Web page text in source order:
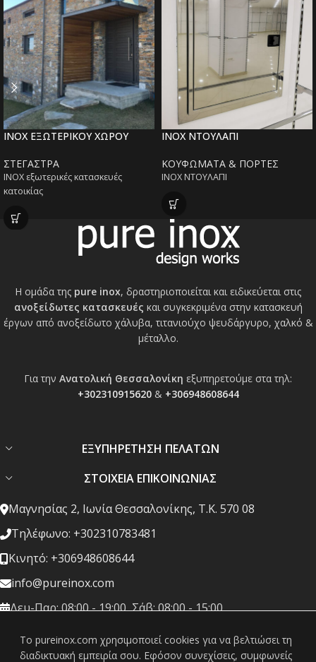
INOX ΕΞΩΤΕΡΙΚΟΥ ΧΩΡΟΥ
ΣΤΕΓΑΣΤΡΑ
INOX εξωτερικές κατασκευές
κατοικίας
INOX ΝΤΟΥΛΑΠΙ
ΚΟΥΦΩΜΑΤΑ & ΠΟΡΤΕΣ
INOX ΝΤΟΥΛΑΠΙ
Η ομάδα της pure inox, δραστηριοποιείται και ειδικεύεται στις
ανοξείδωτες κατασκευές και συγκεκριμένα στην κατασκευή
έργων από ανοξείδωτο χάλυβα, τιτανιούχο ψευδάργυρο, χαλκό &
μέταλλο.
Για την Ανατολική Θεσσαλονίκη εξυπηρετούμε στα τηλ:
+302310915620& +306948608644
ΕΞΥΠΗΡΕΤΗΣΗ ΠΕΛΑΤΩΝ
ΣΤΟΙΧΕΙΑ ΕΠΙΚΟΙΝΩΝΙΑΣ
Μαγνησίας 2, Ιωνία Θεσσαλονίκης, Τ.Κ. 570 08
Τηλέφωνο: +302310783481
Κινητό: +306948608644
info@pureinox.com
Δευ-Παρ: 08:00 - 19:00, Σάβ: 08:00 - 15:00
To pureinox.com χρησιμοποιεί cookies για να βελτιώσει τη
διαδικτυακή εμπειρία σου. Εφόσον συνεχίσεις, συμφωνείς